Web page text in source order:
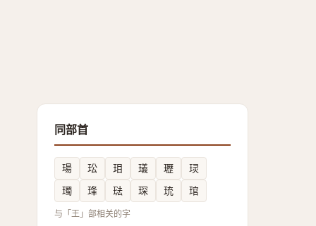
同部首
瑒 玜 㺺 㼁 瓑
㻏
㻿
琒 琺 琛 珫 琯
与「王」部相关的字